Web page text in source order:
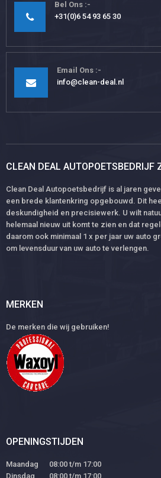
Bel Ons
+31(0)6 54 93 65 30
Email Ons
info@clean-deal.nl
CLEAN DEAL AUTOPOETSBEDRIJF
Clean Deal Autopoetsbedrijf is al jaren
een brede klantenkring opgebouwd. Dit
deskundigheid en precisiewerk. U wilt
helemaal nieuw uit komt te zien en dat
daarom ook minimaal 1 x per jaar uw auto
om levensduur van uw auto te verlengen.
MERKEN
De merken die wij gebruiken!
OPENINGSTIJDEN
Maandag 08:00 t/m 17:00
Dinsdag 08:00 t/m 17:00